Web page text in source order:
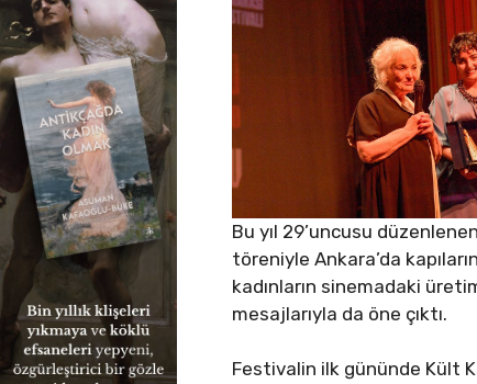
Bu yıl 29’uncusu
töreniyle Ankara’da
kadınların sinemadaki
mesajlarıyla da öne çıktı.
Festivalin ilk gününde Kült